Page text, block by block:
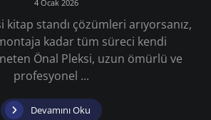
4 Ocak 2026
kitap standı çözümleri arıyorsanız,
kadar tüm süreci kendi
Önal Pleksi, uzun ömürlü ve
profesyonel ...
Devamını Oku